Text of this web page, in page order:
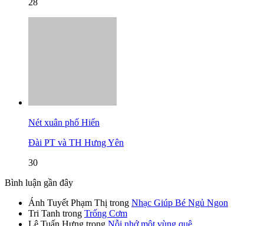
28
Nét xuân phố Hiến
Đài PT và TH Hưng Yên
30
Bình luận gần đây
Ánh Tuyết Phạm Thị trong Nhạc Giúp Bé Ngủ Ngon
Tri Tanh trong Trống Cơm